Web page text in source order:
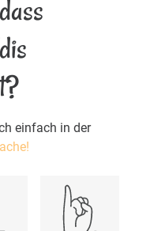
einfach in der